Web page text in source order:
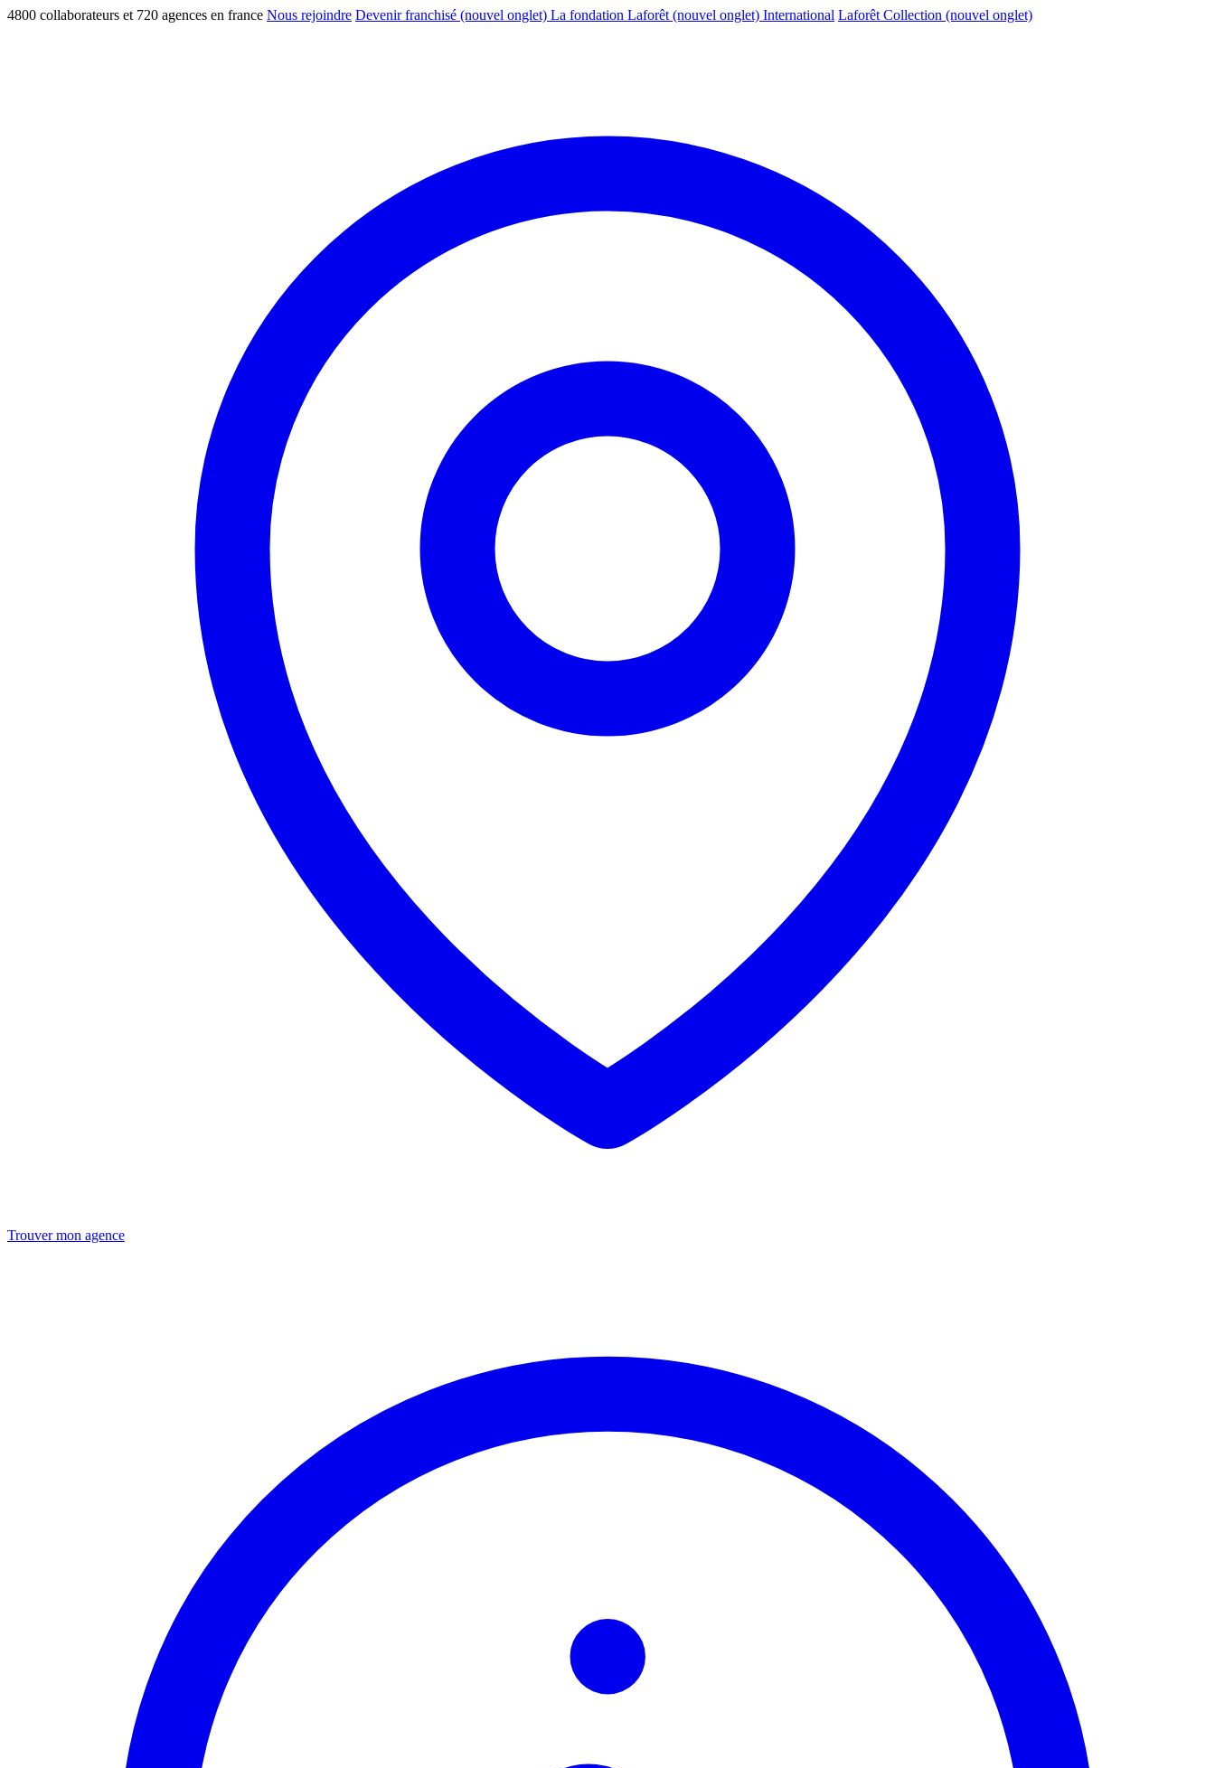
4800 collaborateurs et 720 agences en france Nous rejoindre Devenir franchisé (nouvel onglet) La fondation Laforêt (nouvel onglet) International Laforêt Collection (nouvel onglet)
Trouver mon agence